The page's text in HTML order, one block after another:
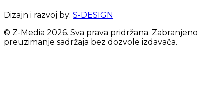
Dizajn i razvoj by: S-DESIGN
© Z-Media 2026. Sva prava pridržana. Zabranjeno
preuzimanje sadržaja bez dozvole izdavača.